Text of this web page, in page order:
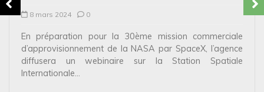
8 mars 2024 0
En préparation pour la 30ème mission commerciale
d’approvisionnement de la NASA par SpaceX, l’agence
diffusera un webinaire sur la Station Spatiale
Internationale...